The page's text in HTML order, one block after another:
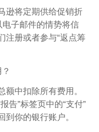
逊将定期供给促销折
子邮件的情势将信
注册或者参与“返点筹
中扣除所有费用。
告”标签页中的“支付”
你的银行账户。